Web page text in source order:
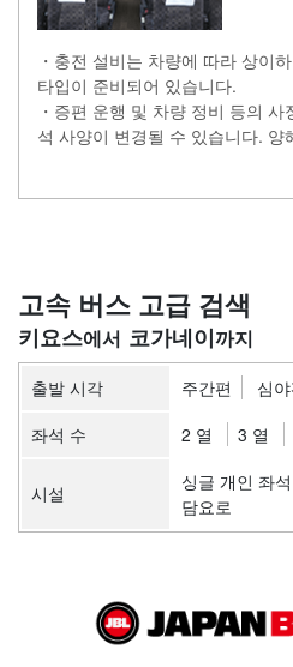
・충전 설비는 차량에 따라 상이
타입이 준비되어 있습니다.
・증편 운행 및 차량 정비 등의
석 사양이 변경될 수 있습니다. 양
고속 버스 고급 검색
키요스 코가네이
출발 시각 주간편
심
좌석 수
2 열 3 열
시설 싱글 개인 좌석
담요로